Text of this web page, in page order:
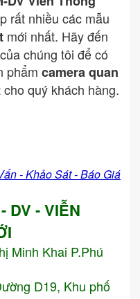
rất nhiều các mẫu
mới nhất. Hãy đến
chúng tôi để có
phẩm camera quan
cho quý khách hàng.
- Khảo Sát - Báo Giá
DV - VIỄN
Minh Khai P.Phú
D19, Khu phố